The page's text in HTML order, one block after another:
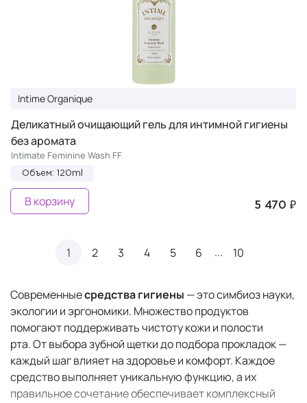
Intime Organique
Деликатный очищающий гель для интимной гигиены
без аромата
Intimate Feminine Wash FF
Объем: 120ml
5 470 ₽
В корзину
1 2 3 4 5 6 ... 10
Современныесредства гигиены — это симбиоз науки,
экологии и эргономики. Множество продуктов
помогают поддерживать чистоту кожи и полости
рта. От выбора зубной щетки до подбора прокладок —
каждый шаг влияет на здоровье и комфорт. Каждое
средство выполняет уникальную функцию, а их
правильное сочетание обеспечивает комплексный